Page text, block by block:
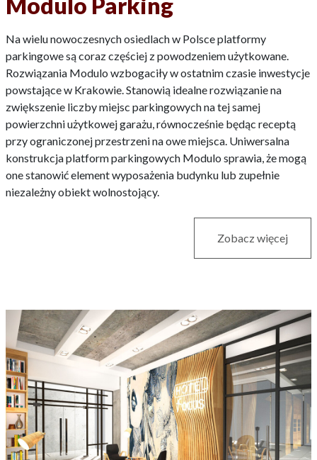
Na wielu nowoczesnych osiedlach w Polsce platformy
parkingowe są coraz częściej z powodzeniem użytkowane.
Rozwiązania Modulo wzbogaciły w ostatnim czasie inwestycje
powstające w Krakowie. Stanowią idealne rozwiązanie na
zwiększenie liczby miejsc parkingowych na tej samej
powierzchni użytkowej garażu, równocześnie będąc receptą
przy ograniczonej przestrzeni na owe miejsca. Uniwersalna
konstrukcja platform parkingowych Modulo sprawia, że mogą
one stanowić element wyposażenia budynku lub zupełnie
niezależny obiekt wolnostojący.
Zobacz więcej